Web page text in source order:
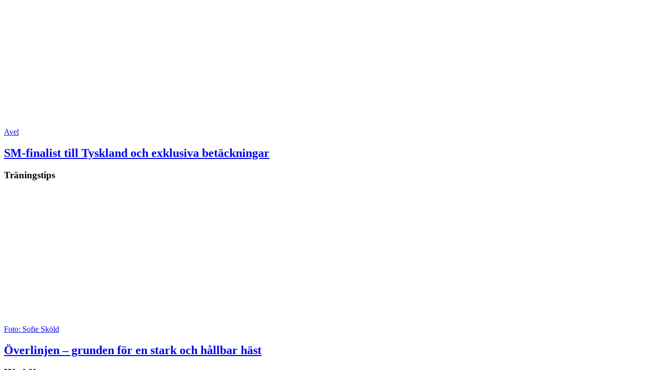
Avel
SM-finalist till Tyskland och exklusiva betäckningar
Träningstips
Foto: Sofie Sköld
Överlinjen – grunden för en stark och hållbar häst